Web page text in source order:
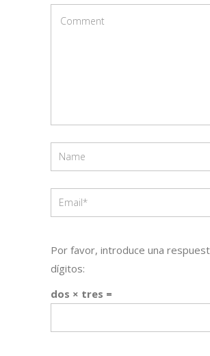
Por favor, introduce una
dígitos:
dos × tres =